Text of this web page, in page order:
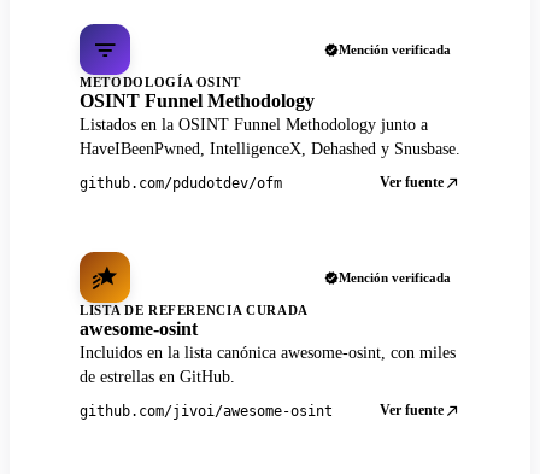
Mención verificada
METODOLOGÍA OSINT
OSINT Funnel Methodology
Listados en la OSINT Funnel Methodology junto a
HaveIBeenPwned, IntelligenceX, Dehashed y Snusbase.
github.com/pdudotdev/ofm Ver fuente
Mención verificada
LISTA DE REFERENCIA CURADA
awesome-osint
Incluidos en la lista canónica awesome-osint, con miles
de estrellas en GitHub.
github.com/jivoi/awesome-osint Ver fuente